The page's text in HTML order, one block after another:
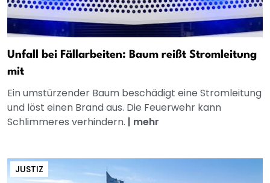
Unfall bei Fällarbeiten: Baum reißt Stromleitung
mit
Ein umstürzender Baum beschädigt eine Stromleitung
und löst einen Brand aus. Die Feuerwehr kann
Schlimmeres verhindern. | mehr
JUSTIZ